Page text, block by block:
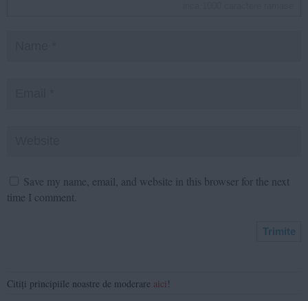
Save my name, email, and website in this browser for the next
time I comment.
Citiți principiile noastre de moderare aici!